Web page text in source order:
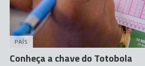
PAÍS
Conheça a chave do Totobola